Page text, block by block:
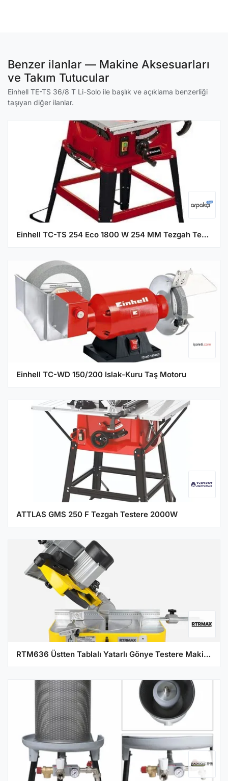
Benzer ilanlar — Makine Aksesuarları
ve Takım Tutucular
Einhell TE-TS 36/8 T Li-Solo ile başlık ve açıklama benzerliği
taşıyan diğer ilanlar.
Einhell TC-TS 254 Eco 1800 W 254 MM Tezgah Testere Makinesi
Einhell TC-WD 150/200 Islak-Kuru Taş Motoru
ATTLAS GMS 250 F Tezgah Testere 2000W
RTM636 Üstten Tablalı Yatarlı Gönye Testere Makinesi